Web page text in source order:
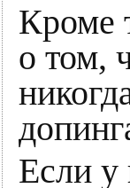
Кроме
о том,
Если у